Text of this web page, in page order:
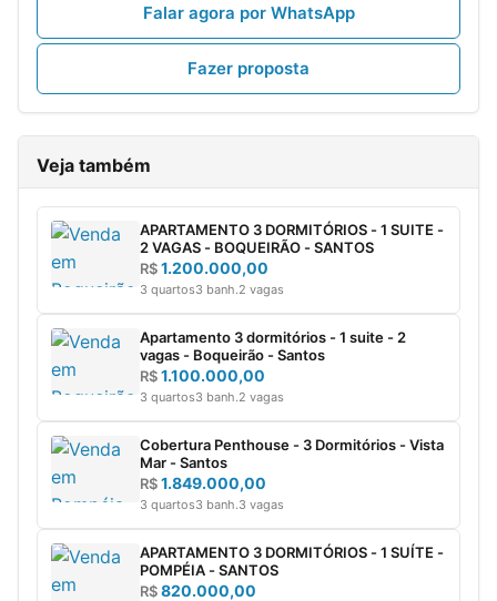
Falar agora por WhatsApp
Fazer proposta
Veja também
APARTAMENTO 3 DORMITÓRIOS - 1 SUITE -
2 VAGAS - BOQUEIRÃO - SANTOS
R$1.200.000,00
3 quartos3 banh.2 vagas
Apartamento 3 dormitórios - 1 suite - 2
vagas - Boqueirão - Santos
R$1.100.000,00
3 quartos3 banh.2 vagas
Cobertura Penthouse - 3 Dormitórios - Vista
Mar - Santos
R$1.849.000,00
3 quartos3 banh.3 vagas
APARTAMENTO 3 DORMITÓRIOS - 1 SUÍTE -
POMPÉIA - SANTOS
R$820.000,00